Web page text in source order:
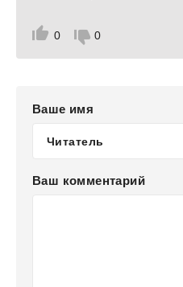
0 0
Ваше имя
Ваш комментарий